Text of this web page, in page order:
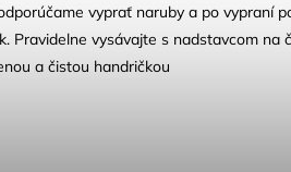
vyprať naruby a po vypraní
Pravidelne vysávajte s nadstavcom na
a čistou handričkou